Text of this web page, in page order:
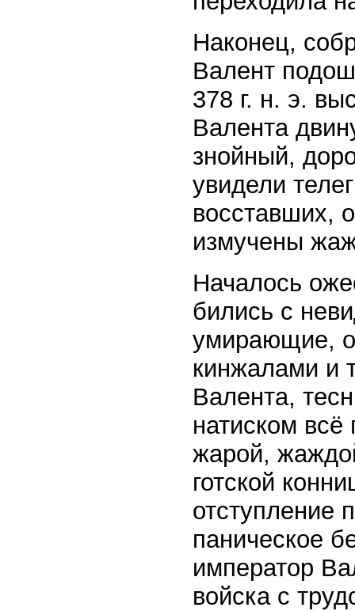
Наконец,
Валент
378 г. н. э.
Валента
знойный,
увидели
восставших,
измучены
Началось
бились с
умирающие,
кинжалами и
Валента,
натиском
жарой,
готской
отступление
паническое
император
войска с